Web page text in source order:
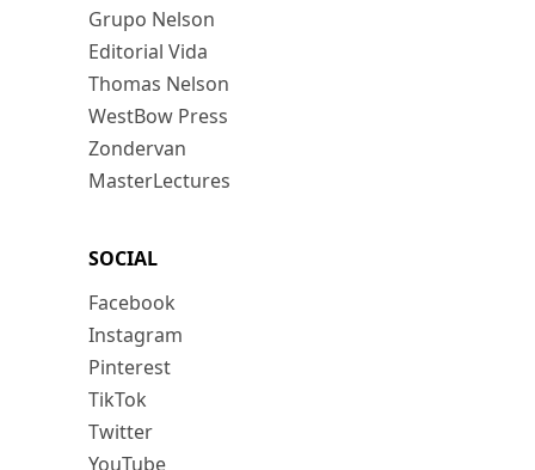
Grupo Nelson
Editorial Vida
Thomas Nelson
WestBow Press
Zondervan
MasterLectures
SOCIAL
Facebook
Instagram
Pinterest
TikTok
Twitter
YouTube